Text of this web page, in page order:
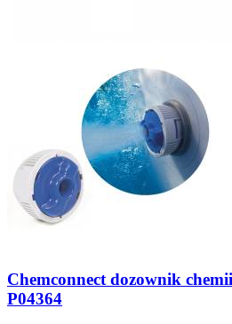
Chemconnect dozownik
P04364